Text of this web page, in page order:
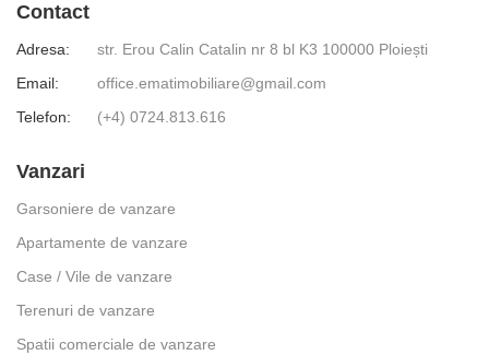
Contact
Adresa:
str. Erou Calin Catalin nr 8 bl K3 100000 Ploiești
Email:
office.ematimobiliare@gmail.com
Telefon:
(+4) 0724.813.616
Vanzari
Garsoniere de vanzare
Apartamente de vanzare
Case / Vile de vanzare
Terenuri de vanzare
Spatii comerciale de vanzare